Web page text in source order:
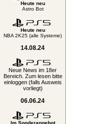
Heute neu
Astro Bot
Heute neu
NBA 2K25 (alle Systeme)
14.08.24
Neue News im 18er
Bereich. Zum lesen bitte
einloggen (falls Ausweis
vorliegt)
06.06.24
Im Sonderangebot